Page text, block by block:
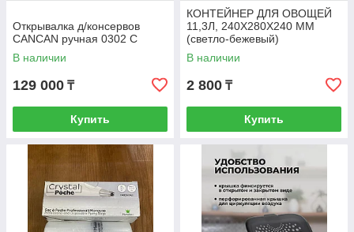
Открывалка д/консервов
CANCAN ручная 0302 С
В наличии
129 000 ₸
Купить
КОНТЕЙНЕР ДЛЯ ОВОЩЕЙ
11,3Л, 240Х280Х240 ММ
(светло-бежевый)
В наличии
2 800 ₸
Купить